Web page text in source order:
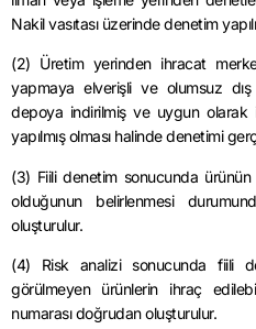
Nakil vasıtası üzerinde denetim
(2) Üretim yerinden ihracat
yapmaya elverişli ve olumsuz
depoya indirilmiş ve uygun olarak
yapılmış olması halinde denetimi
(3) Fiili denetim sonucunda
olduğunun belirlenmesi
oluşturulur.
(4) Risk analizi sonucunda fiili
görülmeyen ürünlerin ihraç
numarası doğrudan oluşturulur.